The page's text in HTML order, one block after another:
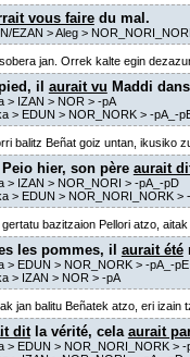
vous fairedu mal.
EZAN >Aleg>
jan. Orrek kalte egin
il aurait vu Maddi
> IZAN > NOR > -pA
> EDUN > NOR_NORK > -pA_-
balitz Beñat goiz untan, ikusiko
hier, son père aurait
> IZAN > NOR_NORI > -pA_-pD
> EDUN > NOR_NORI_NORK >
bazitzaion Pellori atzo,
les pommes, il aurait été
> EDUN > NOR_NORK > -pA_-pE
> IZAN > NOR > -pA
jan balitu Beñatek atzo, eri izain
ditla vérité, cela aurait
> EDUN > NOR_NORI_NORK > -